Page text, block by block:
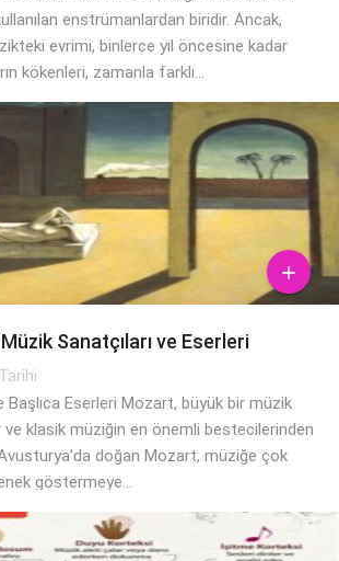
enstrümanlardan biridir. Ancak,
evrimi, binlerce yıl öncesine kadar
kökenleri, zamanla farklı...

Sanatçıları ve Eserleri
Başlıca Eserleri Mozart, büyük bir müzik
ve klasik müziğin en önemli bestecilerinden
doğan Mozart, müziğe çok
göstermeye...